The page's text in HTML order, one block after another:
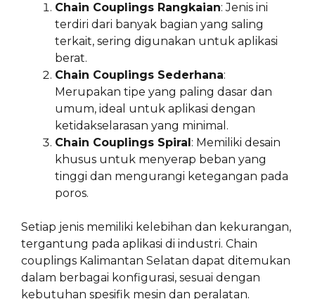
Chain Couplings Rangkaian: Jenis ini
terdiri dari banyak bagian yang saling
terkait, sering digunakan untuk aplikasi
berat.
Chain Couplings Sederhana:
Merupakan tipe yang paling dasar dan
umum, ideal untuk aplikasi dengan
ketidakselarasan yang minimal.
Chain Couplings Spiral: Memiliki desain
khusus untuk menyerap beban yang
tinggi dan mengurangi ketegangan pada
poros.
Setiap jenis memiliki kelebihan dan kekurangan,
tergantung pada aplikasi di industri. Chain
couplings Kalimantan Selatan dapat ditemukan
dalam berbagai konfigurasi, sesuai dengan
kebutuhan spesifik mesin dan peralatan.